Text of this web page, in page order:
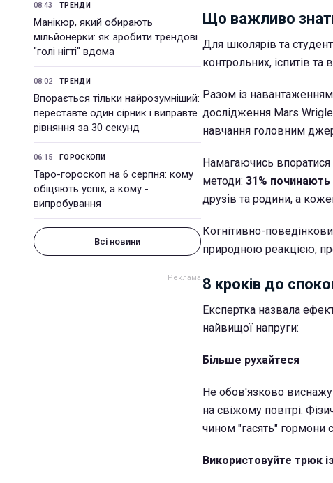
08:43 ТРЕНДИ
Манікюр, який обирають
мільйонерки: як зробити трендові
"голі нігті" вдома
08:02 ТРЕНДИ
Впорається тільки найрозумніший:
переставте один сірник і виправте
рівняння за 30 секунд
06:15 ГОРОСКОПИ
Таро-гороскоп на 6 серпня: кому
обіцяють успіх, а кому -
випробування
Всі новини
Що важливо
Для школярів та
контрольних, іспитів та
Разом із
дослідження Mars
навчання головним
Намагаючись
методи: 31%
друзів та родини, а
Когнітивно-
природною реакцією,
8 кроків до
Експертка назвала
найвищої напруги:
Більше рухайтеся
Не обов'язково
на свіжому повітрі.
чином "гасять" гормони
Використовуйте трюк